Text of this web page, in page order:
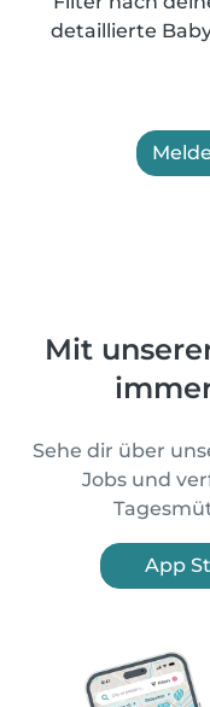
detaillierte
Mit
Sehe dir über
Jobs und
App